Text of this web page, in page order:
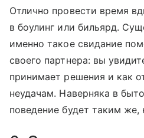
Отлично провести время
в боулинг или бильярд.
именно такое свидание
своего партнера: вы
принимает решения и как
неудачам. Наверняка в
поведение будет таким же,